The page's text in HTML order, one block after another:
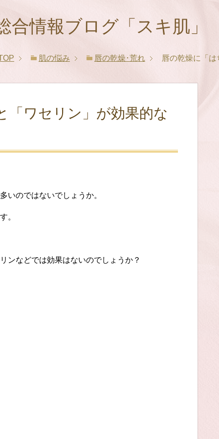
情報ブログ「スキ肌」
肌の悩み 唇の乾燥･荒れ 唇の乾燥に「
「ワセリン」が効果的な
いのではないでしょうか。
。
ンなどでは効果はないのでしょうか？